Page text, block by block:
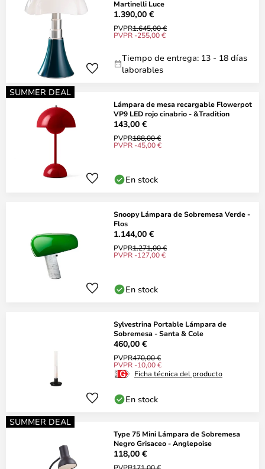
Martinelli Luce
1.390,00 €
PVPR1.645,00 €
PVPR -255,00 €
Tiempo de entrega: 13 - 18 días
laborables
SUMMER DEAL
Lámpara de mesa recargable Flowerpot
VP9 LED rojo cinabrio - &Tradition
143,00 €
PVPR188,00 €
PVPR -45,00 €
En stock
Snoopy Lámpara de Sobremesa Verde -
Flos
1.144,00 €
PVPR1.271,00 €
PVPR -127,00 €
En stock
Sylvestrina Portable Lámpara de
Sobremesa - Santa & Cole
460,00 €
PVPR470,00 €
PVPR -10,00 €
Ficha técnica del producto
En stock
SUMMER DEAL
Type 75 Mini Lámpara de Sobremesa
Negro Grisaceo - Anglepoise
118,00 €